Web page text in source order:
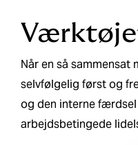
Når en så sammensat
selvfølgelig først og
og den interne
arbejdsbetingede